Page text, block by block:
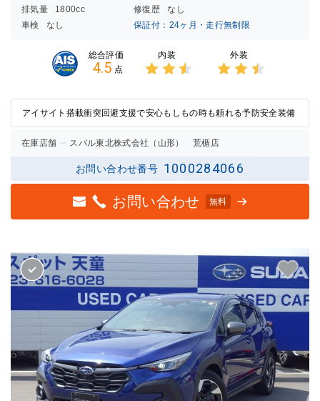
排気量
1800cc 修復歴
なし
車検
なし 保証付：24ヶ月・走行無制限
総合評価
4.5 点
内装
2.5点
の評価
外装
2.5点
の評価
アイサイト搭載衝突回避支援で安心もしもの時も頼れる予防安全装備
在庫店舗 スバル東北株式会社（山形） 荒楯店
お問い合わせ番号 1000284066
お問い合わせ 無料